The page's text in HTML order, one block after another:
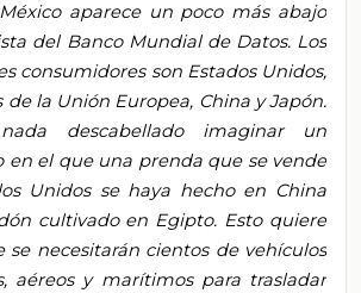
aparece un poco más abajo
del Banco Mundial de Datos. Los
consumidores son Estados Unidos,
de la Unión Europea, China y Japón.
descabellado imaginar un
en el que una prenda que se vende
Unidos se haya hecho en China
cultivado en Egipto. Esto quiere
se necesitarán cientos de vehículos
aéreos y marítimos para trasladar